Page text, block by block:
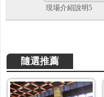
現場介紹說明5
隨選推薦